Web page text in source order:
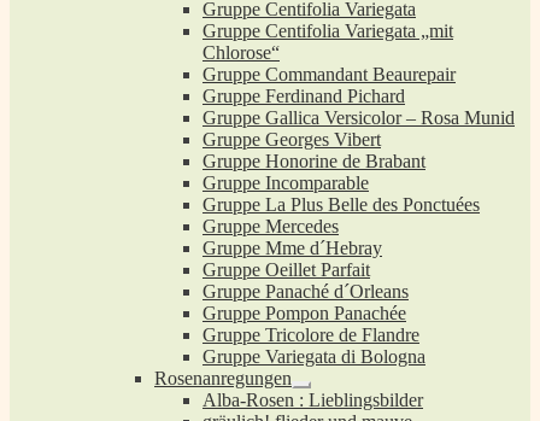
Gruppe Centifolia Variegata
Gruppe Centifolia Variegata „mit
Chlorose“
Gruppe Commandant Beaurepair
Gruppe Ferdinand Pichard
Gruppe Gallica Versicolor – Rosa Munid
Gruppe Georges Vibert
Gruppe Honorine de Brabant
Gruppe Incomparable
Gruppe La Plus Belle des Ponctuées
Gruppe Mercedes
Gruppe Mme d´Hebray
Gruppe Oeillet Parfait
Gruppe Panaché d´Orleans
Gruppe Pompon Panachée
Gruppe Tricolore de Flandre
Gruppe Variegata di Bologna
Rosenanregungen
Untermenü
öffnen
Alba-Rosen : Lieblingsbilder